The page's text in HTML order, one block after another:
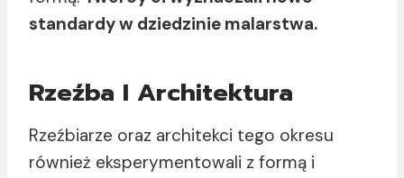
standardy w dziedzinie malarstwa.
Rzeźba I Architektura
Rzeźbiarze oraz architekci tego okresu
również eksperymentowali z formą i